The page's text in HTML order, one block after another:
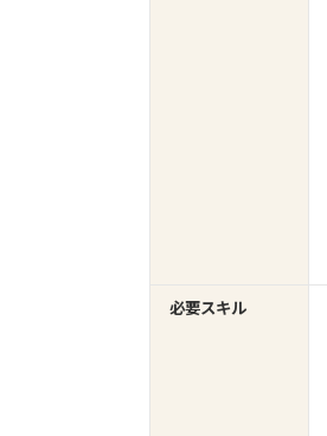
必要スキル